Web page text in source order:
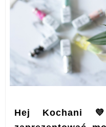
Hej Kochani